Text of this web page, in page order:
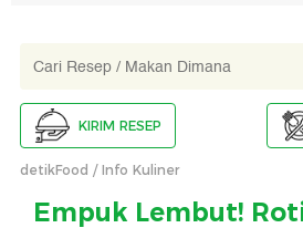
KIRIM RESEP
detikFood Info Kuliner
Empuk Lembut!